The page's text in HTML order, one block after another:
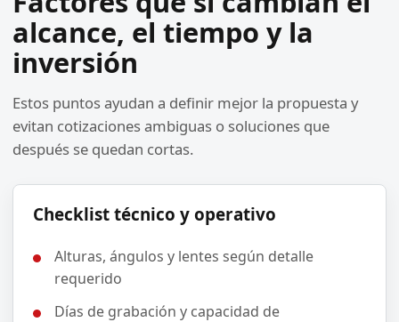
alcance, el tiempo y la
inversión
Estos puntos ayudan a definir mejor la propuesta y
evitan cotizaciones ambiguas o soluciones que
después se quedan cortas.
Checklist técnico y operativo
Alturas, ángulos y lentes según detalle
requerido
Días de grabación y capacidad de